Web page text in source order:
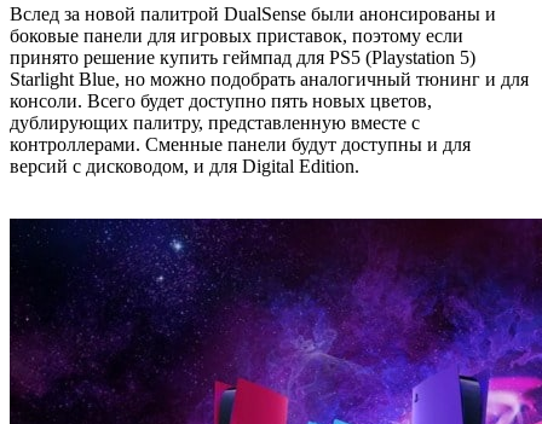
Вслед за новой палитрой DualSense были анонсированы и
боковые панели для игровых приставок, поэтому если
принято решение купить геймпад для PS5 (Playstation 5)
Starlight Blue, но можно подобрать аналогичный тюнинг и для
консоли. Всего будет доступно пять новых цветов,
дублирующих палитру, представленную вместе с
контроллерами. Сменные панели будут доступны и для
версий с дисководом, и для Digital Edition.